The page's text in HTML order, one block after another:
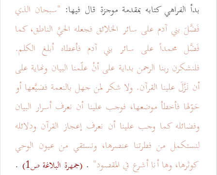
بدأ الفراهي كتابه بمقدمة موجزة قال فيها: "سبحان الذي
فَضَّلَ بني آدم على سائر الخلائق فجعله الحيَّ الناطق، كما
فَضَّل محمداً على سائر بني آدم فأعطاه أبلغ الكلم.
فلنشكرن ربنا الرحمن بداية على أنْ علّمنا البيان ونهاية على
أن نَزَّلَ علينا القرآن. ولا شكر لمن جهل بالنعمة فضيَّعها أو
حَوّلها فأخطأ موضعها، فوجب علينا أن نعرف أسرار البيان
وفضائله كما وجب علينا أن نعرف إعجاز القرآن ودلائله
لنستكمل من فطرتنا عنصرها، ونستقي من عيون الوحي
كوثرها، وها أنا أشرع في المقصود" .(جمهرة البلاغة ص1) .